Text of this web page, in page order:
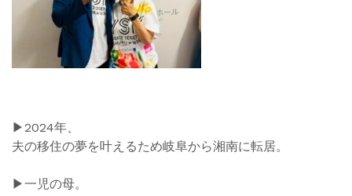
▶︎2024年、
夫の移住の夢を叶えるため岐阜から湘南に転居。
▶︎一児の母。